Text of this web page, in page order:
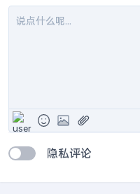
隐私评论